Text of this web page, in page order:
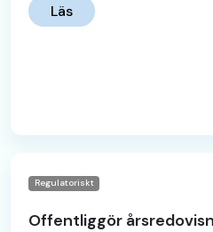
Läs
Regulatoriskt
Offentliggör